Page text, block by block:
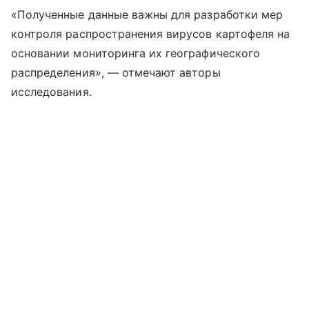
«Полученные данные важны для разработки мер
контроля распространения вирусов картофеля на
основании мониторинга их географического
распределения», — отмечают авторы
исследования.